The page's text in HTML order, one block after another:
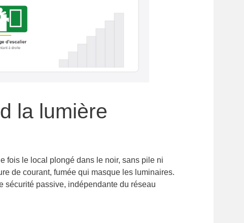
la lumière
fois le local plongé dans le noir, sans pile ni
de courant, fumée qui masque les luminaires.
sécurité passive, indépendante du réseau